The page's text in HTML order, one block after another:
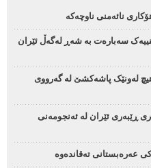
نائەمنی ناوچەکە
سەبارەت بە شەڕ لەگەڵ ئێران
لەونێک پاشەکشێ لە گەرووی
ڕێبەری ئێران لە ئەنجومەنی
عەرەبستانی تەقاندەوە